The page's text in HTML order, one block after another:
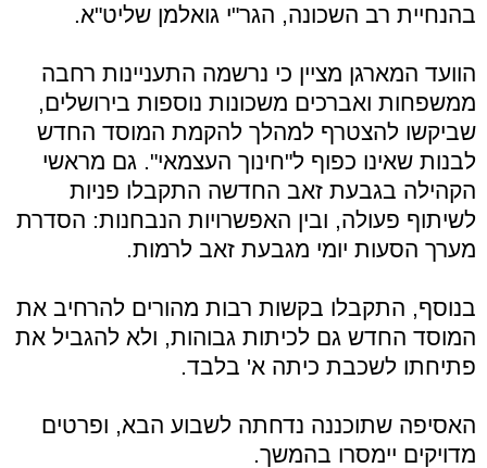
בהנחיית רב השכונה, הגר"י גואלמן שליט"א.
הוועד המארגן מציין כי נרשמה התעניינות רחבה
ממשפחות ואברכים משכונות נוספות בירושלים,
שביקשו להצטרף למהלך להקמת המוסד החדש
לבנות שאינו כפוף ל"חינוך העצמאי". גם מראשי
הקהילה בגבעת זאב החדשה התקבלו פניות
לשיתוף פעולה, ובין האפשרויות הנבחנות: הסדרת
מערך הסעות יומי מגבעת זאב לרמות.
בנוסף, התקבלו בקשות רבות מהורים להרחיב את
המוסד החדש גם לכיתות גבוהות, ולא להגביל את
פתיחתו לשכבת כיתה א' בלבד.
האסיפה שתוכננה נדחתה לשבוע הבא, ופרטים
מדויקים יימסרו בהמשך.